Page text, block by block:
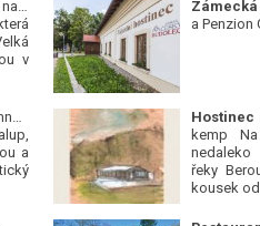
v
a
a Penzion
Hostinec
kemp
řeky
kousek